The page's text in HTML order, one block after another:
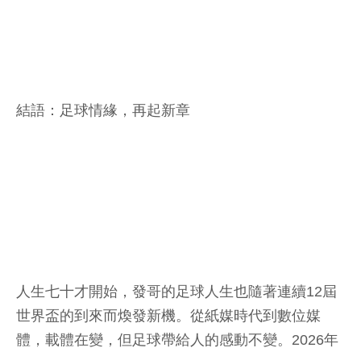
結語：足球情緣，再起新章
人生七十才開始，發哥的足球人生也隨著連續12屆
世界盃的到來而煥發新機。從紙媒時代到數位媒
體，載體在變，但足球帶給人的感動不變。2026年